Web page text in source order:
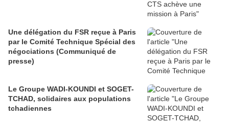
Une délégation du FSR reçue à Paris
par le Comité Technique Spécial des
négociations (Communiqué de
presse)
Le Groupe WADI-KOUNDI et SOGET-
TCHAD, solidaires aux populations
tchadiennes